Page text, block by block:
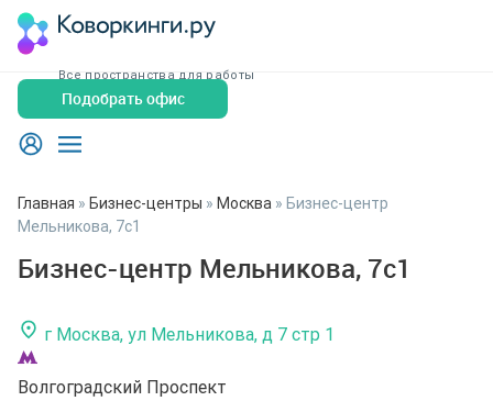
Все пространства для работы
Подобрать офис
Главная » Бизнес-центры » Москва » Бизнес-центр
Мельникова, 7с1
Бизнес-центр Мельникова, 7с1
г Москва, ул Мельникова, д 7 стр 1
Волгоградский Проспект